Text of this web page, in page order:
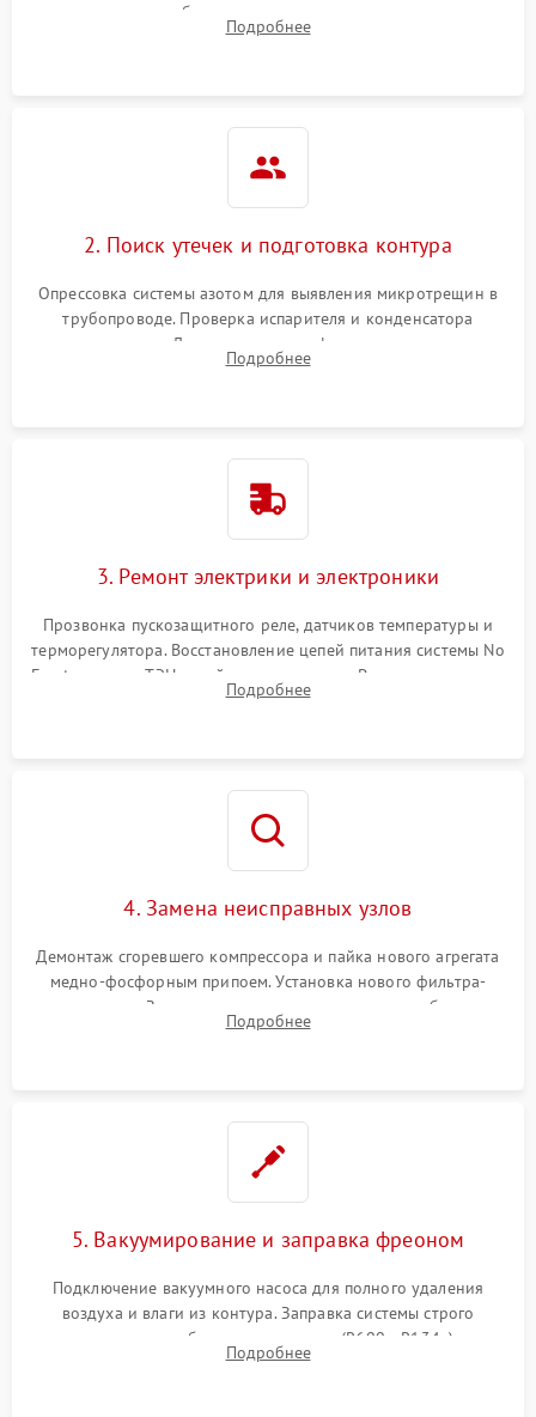
1000 ₽
1800 ₽
сопротивления обмоток мотора, проверка термостата и
считывание кодов ошибок с электронного дисплея.
Подробнее
2. Поиск утечек и подготовка контура
Опрессовка системы азотом для выявления микротрещин в
трубопроводе. Проверка испарителя и конденсатора
течеискателем. Демонтаж старого фильтра-осушителя и
продувка капиллярной трубки для устранения засоров.
Подробнее
3. Ремонт электрики и электроники
Прозвонка пускозащитного реле, датчиков температуры и
терморегулятора. Восстановление цепей питания системы No
Frost, включая ТЭН оттайки и вентилятор. Ремонт или замена
платы управления при сбоях алгоритмов.
Подробнее
4. Замена неисправных узлов
Демонтаж сгоревшего компрессора и пайка нового агрегата
медно-фосфорным припоем. Установка нового фильтра-
осушителя. Замена изношенных вентиляторов обдува,
сломанных заслонок или поврежденных дверных петель.
Подробнее
5. Вакуумирование и заправка фреоном
Подключение вакуумного насоса для полного удаления
воздуха и влаги из контура. Заправка системы строго
дозированным объемом хладагента (R600a, R134a) по
электронным весам. Контроль рабочего давления в системе.
Подробнее